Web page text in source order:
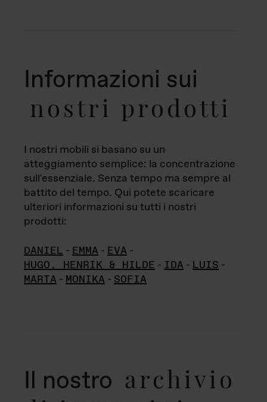
Informazioni sui
nostri prodotti
I nostri mobili si basano su un
atteggiamento semplice: la concentrazione
sull'essenziale. Senza tempo ma sempre al
battito del tempo. Qui potete scaricare
ulteriori informazioni su tutti i nostri
prodotti:
DANIEL - EMMA - EVA -
HUGO, HENRIK & HILDE - IDA - LUIS -
MARTA - MONIKA - SOFIA
Il nostro archivio